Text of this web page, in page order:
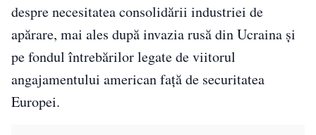
despre necesitatea consolidării industriei de
apărare, mai ales după invazia rusă din Ucraina și
pe fondul întrebărilor legate de viitorul
angajamentului american față de securitatea
Europei.